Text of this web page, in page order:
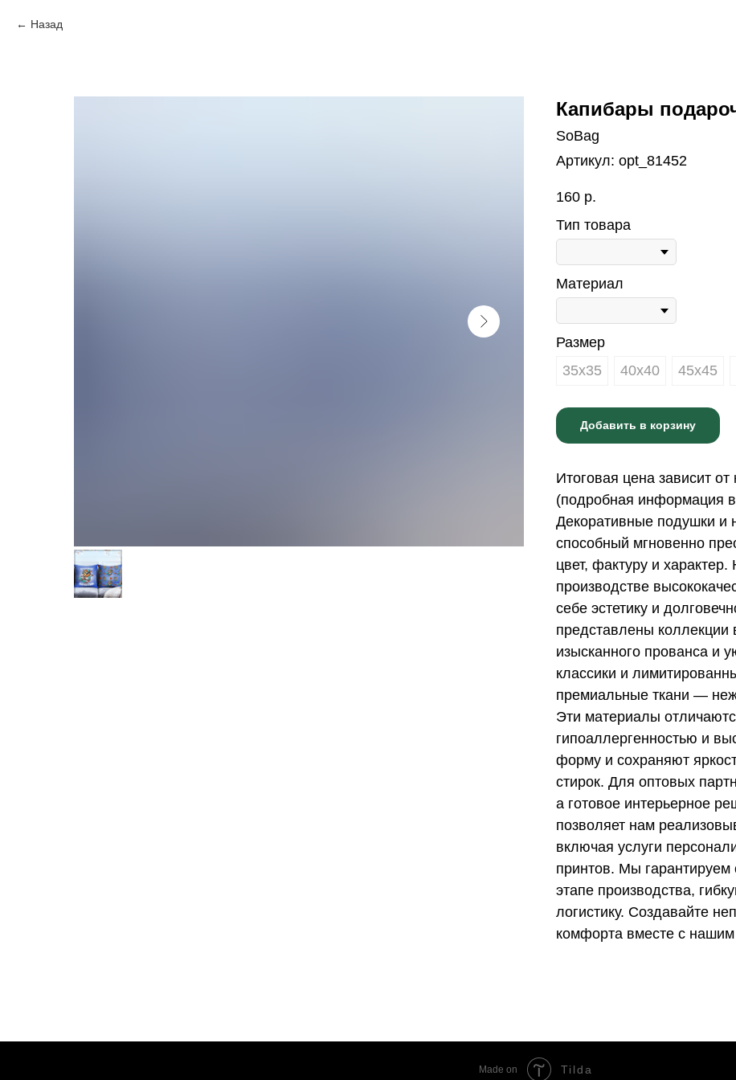
Назад
Капибары
SoBag
Артикул: opt_81452
160 р.
Тип товара
Материал
Размер
35х35
40х40 45х45
Добавить в корзину
Итоговая цена зависит
(подробная информация
Декоративные подушки и
способный мгновенно
цвет, фактуру и
производстве
себе эстетику и
представлены коллекции
изысканного прованса и
классики и
премиальные ткани —
Эти материалы
гипоаллергенностью и
форму и сохраняют
стирок. Для оптовых
а готовое интерьерное
позволяет нам
включая услуги
принтов. Мы гарантируем
этапе производства,
логистику. Создавайте
комфорта вместе с нашим
Made on Tilda